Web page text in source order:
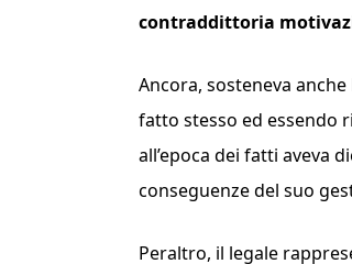
contraddittoria
Ancora, sosteneva
fatto stesso ed essendo
all’epoca dei fatti aveva
conseguenze del suo
Peraltro, il legale